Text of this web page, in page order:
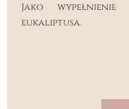
Jako
eukaliptusa.